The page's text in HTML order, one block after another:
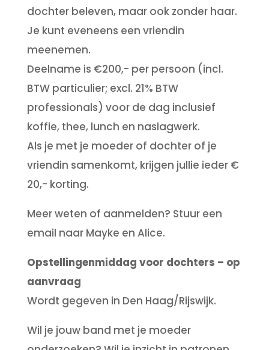
dochter beleven, maar ook zonder haar.
Je kunt eveneens een vriendin
meenemen.
Deelname is €200,- per persoon (incl.
BTW particulier; excl. 21% BTW
professionals) voor de dag inclusief
koffie, thee, lunch en naslagwerk.
Als je met je moeder of dochter of je
vriendin samenkomt, krijgen jullie ieder €
20,- korting.
Meer weten of aanmelden? Stuur een
email naar Mayke en Alice.
Opstellingenmiddag voor dochters – op
aanvraag
Wordt gegeven in Den Haag/Rijswijk.
Wil je jouw band met je moeder